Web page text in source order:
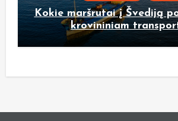
Kokie maršrutai į Švediją
krovininiam